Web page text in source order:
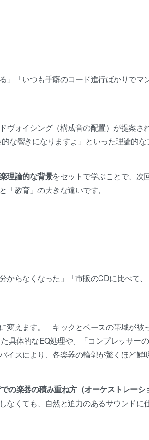
」「いつも手癖のコード進行ばかりでマ
ヴォイシング（構成音の配置）が提案さ
な響きになりますよ」といった理論的な
理論的な背景をセットで学ぶことで、次
教育」の大きな違いです。
からなくなった」「市販のCDに比べて、
変えます。「キックとベースの帯域が被
具体的なEQ処理や、「コンプレッサー
イスにより、各楽器の輪郭が驚くほど鮮
の楽器の積み重ね方（オーケストレーシ
なくても、自然と迫力のあるサウンドに